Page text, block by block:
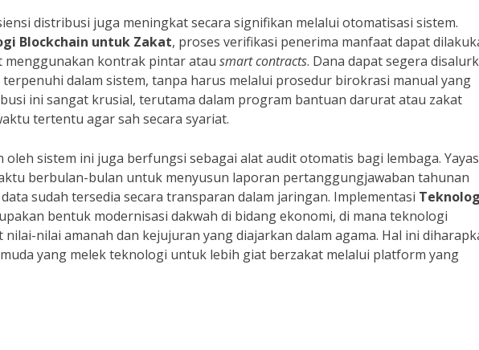
distribusi juga meningkat secara signifikan melalui otomatisasi sistem.
Blockchain untuk Zakat, proses verifikasi penerima manfaat dapat
menggunakan kontrak pintar atau smart contracts. Dana dapat segera
dalam sistem, tanpa harus melalui prosedur birokrasi manual yang
ini sangat krusial, terutama dalam program bantuan darurat atau zakat
tertentu agar sah secara syariat.
sistem ini juga berfungsi sebagai alat audit otomatis bagi lembaga.
berbulan-bulan untuk menyusun laporan pertanggungjawaban tahunan
sudah tersedia secara transparan dalam jaringan. Implementasi
bentuk modernisasi dakwah di bidang ekonomi, di mana teknologi
nilai amanah dan kejujuran yang diajarkan dalam agama. Hal ini
yang melek teknologi untuk lebih giat berzakat melalui platform yang